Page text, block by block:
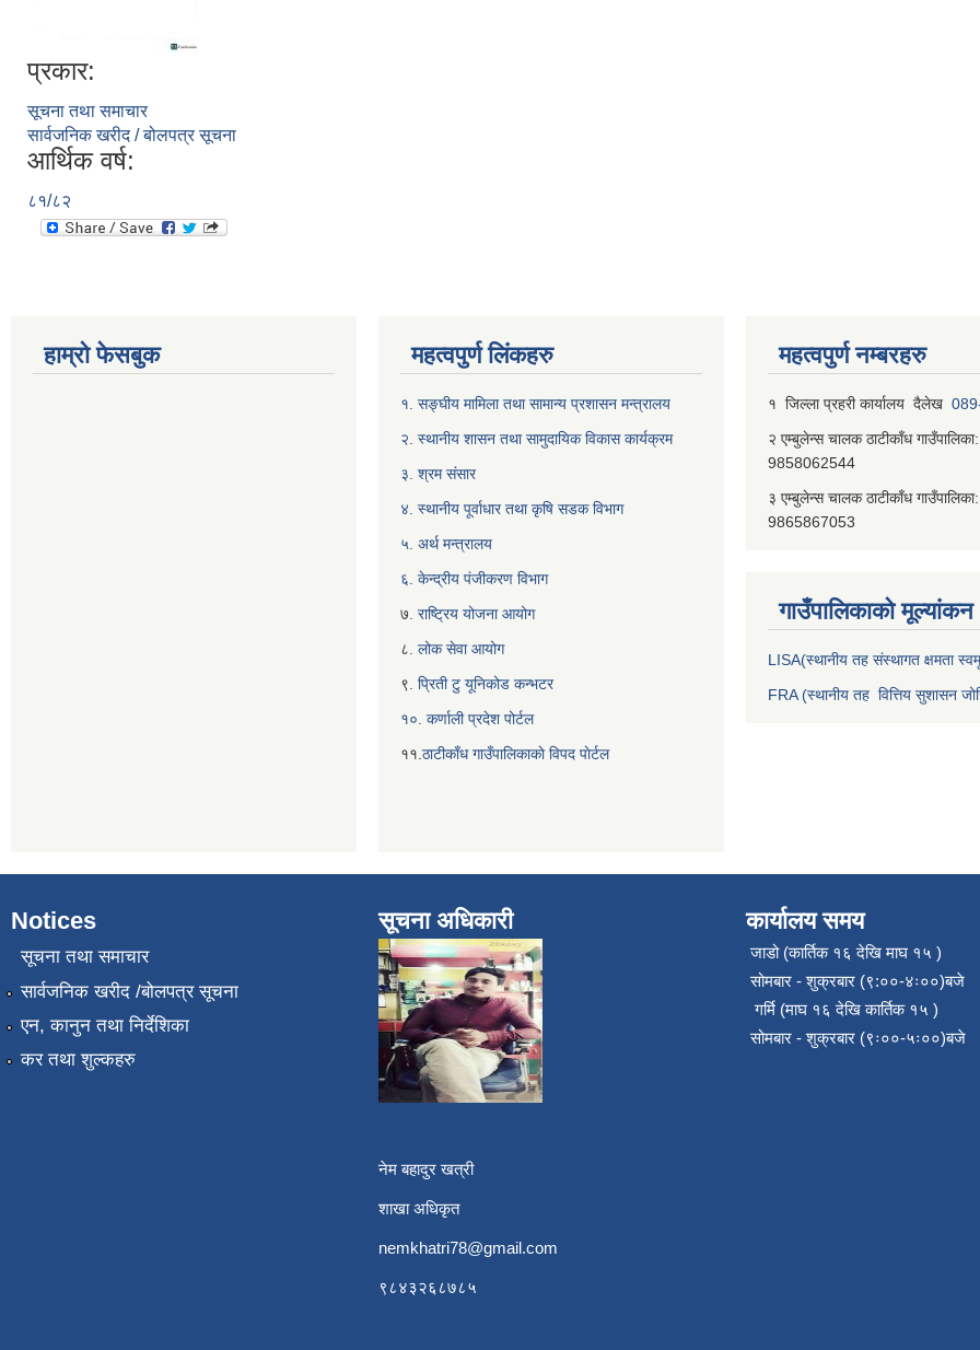
प्रकार:
सूचना तथा समाचार
सार्वजनिक खरीद / बोलपत्र सूचना
आर्थिक वर्ष:
८१/८२
हाम्रो फेसबुक महत्वपुर्ण लिंकहरु
१. सङ्घीय मामिला तथा सामान्य प्रशासन मन्त्रालय
२. स्थानीय शासन तथा सामुदायिक विकास कार्यक्रम
३. श्रम संसार
४. स्थानीय पूर्वाधार तथा कृषि सडक विभाग
५. अर्थ मन्त्रालय
६. केन्द्रीय पंजीकरण विभाग
७ . राष्ट्रिय योजना आयोग
८ . लोक सेवा आयोग
९ . प्रिती टु यूनिकोड कन्भटर
१०. कर्णाली प्रदेश पोर्टल
११. ठाटीकाँध गाउँपालिकाकाे विपद पाेर्टल
महत्वपुर्ण नम्बरहरु
१ जिल्‍ला प्रहरी कार्यालय दैलेख
२ एम्बुलेन्स चालक ठाटीकाँध गाउँपालिका:
9858062544
३ एम्बुलेन्स चालक ठाटीकाँध गाउँपालिका:
9865867053
गाउँपालिकाकाे मूल्यांकन
LISA(स्थानीय तह संस्थागत क्षमता
FRA (स्थानीय तह वित्तिय सुशासन
Notices
सूचना तथा समाचार
सार्वजनिक खरीद /बोलपत्र सूचना
एन, कानुन तथा निर्देशिका
कर तथा शुल्कहरु
सूचना अधिकारी
नेम बहादुर खत्री
शाखा अधिकृत
nemkhatri78@gmail.com
९८४३२६८७८५
कार्यालय समय
जाडो (कार्तिक १६ देखि माघ १५ )
सोमबार - शुक्रबार (९:००-४ः००)बजे
गर्मि (माघ १६ देखि कार्तिक १५ )
सोमबार - शुक्रबार (९ः००-५ः००)बजे